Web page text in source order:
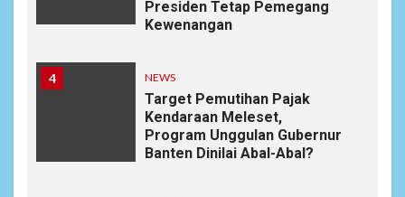
Presiden Tetap Pemegang
Kewenangan
4 NEWS
Target Pemutihan Pajak
Kendaraan Meleset,
Program Unggulan Gubernur
Banten Dinilai Abal-Abal?